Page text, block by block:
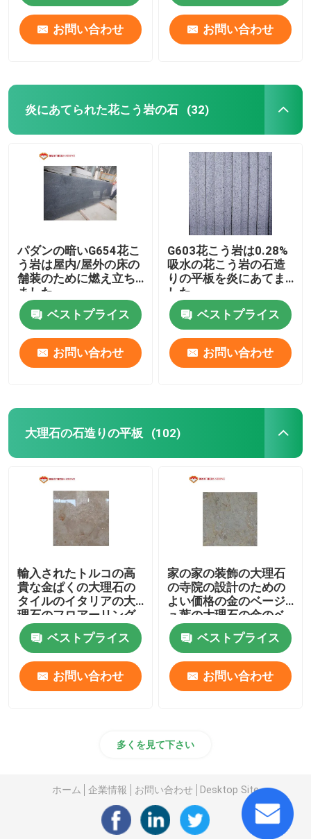
お問い合わせ お問い合わせ
炎にあてられた花こう岩の石 (32)
パダンの暗いG654花こ
う岩は屋内/屋外の床の
舗装のために燃え立ち
ました
ベストプライス
お問い合わせ
G603花こう岩は0.28%
吸水の花こう岩の石造
りの平板を炎にあてま
した
ベストプライス
お問い合わせ
大理石の石造りの平板 (102)
輸入されたトルコの高
貴な金ぱくの大理石の
タイルのイタリアの大
理石のフロアーリング
の設計
ベストプライス
お問い合わせ
家の家の装飾の大理石
の寺院の設計のための
よい価格の金のベージ
ュ葉の大理石の金のベ
ージュ大理石
ベストプライス
お問い合わせ
多くを見て下さい
ホーム 企業情報 お問い合わせ Desktop Site